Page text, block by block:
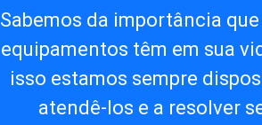
Sabemos da importância que
equipamentos têm em sua
isso estamos sempre
atendê-los e a resolver